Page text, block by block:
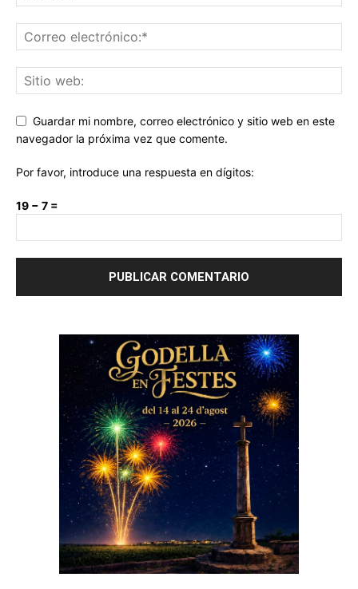
Guardar mi nombre, correo electrónico y sitio web en este
navegador la próxima vez que comente.
Por favor, introduce una respuesta en dígitos:
19 − 7 =